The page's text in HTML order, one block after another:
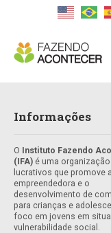
Informações
O Instituto Fazendo
(IFA) é uma
lucrativos que promove
empreendedora e o
desenvolvimento de
para crianças e
foco em jovens em
vulnerabilidade social.